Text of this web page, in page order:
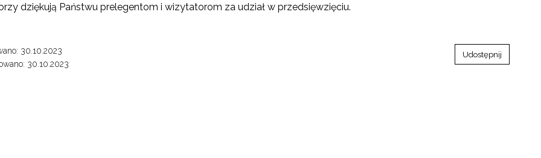
dziękują Państwu prelegentom i wizytatorom za udział w przedsięwzięciu.
30.10.2023
30.10.2023
Udostępnij
ORE